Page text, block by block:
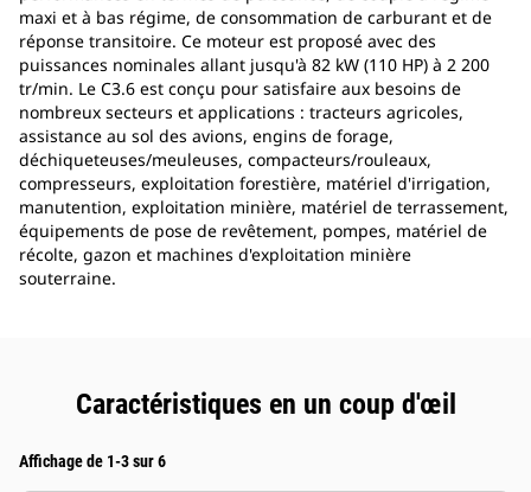
maxi et à bas régime, de consommation de carburant et de
réponse transitoire. Ce moteur est proposé avec des
puissances nominales allant jusqu'à 82 kW (110 HP) à 2 200
tr/min. Le C3.6 est conçu pour satisfaire aux besoins de
nombreux secteurs et applications : tracteurs agricoles,
assistance au sol des avions, engins de forage,
déchiqueteuses/meuleuses, compacteurs/rouleaux,
compresseurs, exploitation forestière, matériel d'irrigation,
manutention, exploitation minière, matériel de terrassement,
équipements de pose de revêtement, pompes, matériel de
récolte, gazon et machines d'exploitation minière
souterraine.
Caractéristiques en un coup d'œil
Affichage de 1-3 sur 6